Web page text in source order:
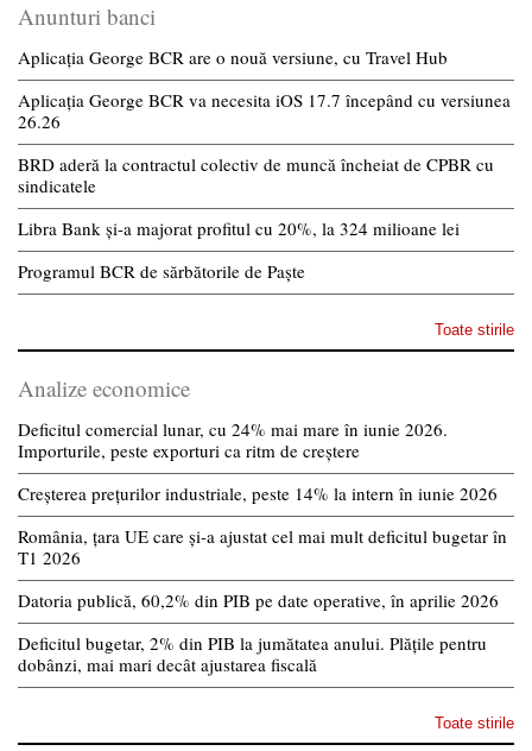
Anunturi banci
Aplicația George BCR are o nouă versiune, cu Travel Hub
Aplicația George BCR va necesita iOS 17.7 începând cu versiunea
26.26
BRD aderă la contractul colectiv de muncă încheiat de CPBR cu
sindicatele
Libra Bank și-a majorat profitul cu 20%, la 324 milioane lei
Programul BCR de sărbătorile de Paște
Toate stirile
Analize economice
Deficitul comercial lunar, cu 24% mai mare în iunie 2026.
Importurile, peste exporturi ca ritm de creștere
Creșterea prețurilor industriale, peste 14% la intern în iunie 2026
România, țara UE care și-a ajustat cel mai mult deficitul bugetar în
T1 2026
Datoria publică, 60,2% din PIB pe date operative, în aprilie 2026
Deficitul bugetar, 2% din PIB la jumătatea anului. Plățile pentru
dobânzi, mai mari decât ajustarea fiscală
Toate stirile